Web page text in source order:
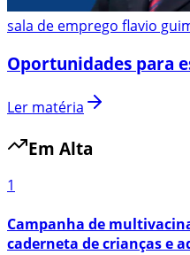
sala de emprego flavio
Oportunidades para
Ler matéria
Em Alta
1
Campanha de
caderneta de crianças e